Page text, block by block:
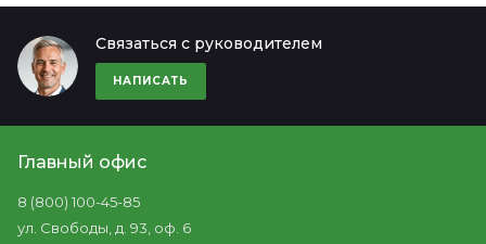
Связаться с руководителем
НАПИСАТЬ
Главный офис
8 (800) 100-45-85
ул. Свободы, д. 93, оф. 6